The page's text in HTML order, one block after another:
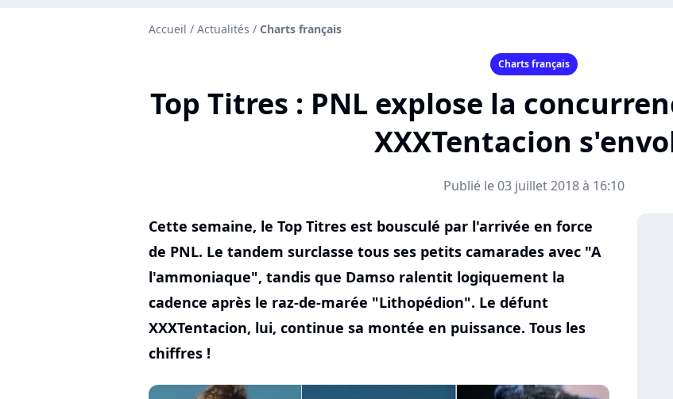
Accueil / Actualités / Charts français
Charts français
Top Titres : PNL explose la
XXXTentacion
Publié le 03 juillet 2018 à 16:10
Cette semaine, le Top Titres est bousculé par l'arrivée en force
de PNL. Le tandem surclasse tous ses petits camarades avec "A
l'ammoniaque", tandis que Damso ralentit logiquement la
cadence après le raz-de-marée "Lithopédion". Le défunt
XXXTentacion, lui, continue sa montée en puissance. Tous les
chiffres !